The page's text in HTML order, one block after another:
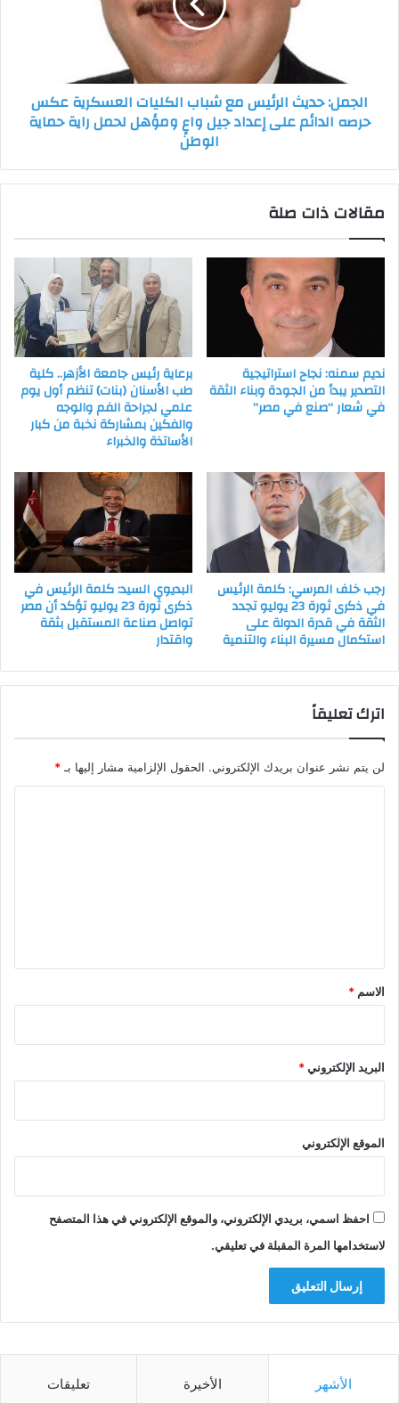
الدائم
على
واعٍ
لحمل
الجمل: حديث الرئيس مع شباب الكليات العسكرية عكس
حرصه الدائم على إعداد جيل واعٍ ومؤهل لحمل راية حماية
الوطن
مقالات ذات صلة
نديم سمنه: نجاح استراتيجية
التصدير يبدأ من الجودة وبناء الثقة
في شعار “صنع في مصر”
برعاية رئيس جامعة الأزهر.. كلية
طب الأسنان (بنات) تنظم أول يوم
علمي لجراحة الفم والوجه
والفكين بمشاركة نخبة من كبار
الأساتذة والخبراء
رجب خلف المرسي: كلمة الرئيس
في ذكرى ثورة 23 يوليو تجدد
الثقة في قدرة الدولة على
استكمال مسيرة البناء والتنمية
البديوي السيد: كلمة الرئيس في
ذكرى ثورة 23 يوليو تؤكد أن مصر
تواصل صناعة المستقبل بثقة
واقتدار
اترك تعليقاً
لن يتم نشر عنوان بريدك الإلكتروني. الحقول الإلزامية مشار إليها بـ*
*
الاسم *
البريد الإلكتروني*
الموقع الإلكتروني
احفظ اسمي، بريدي الإلكتروني، والموقع الإلكتروني في هذا المتصفح
لاستخدامها المرة المقبلة في تعليقي.
الأشهر الأخيرة تعليقات